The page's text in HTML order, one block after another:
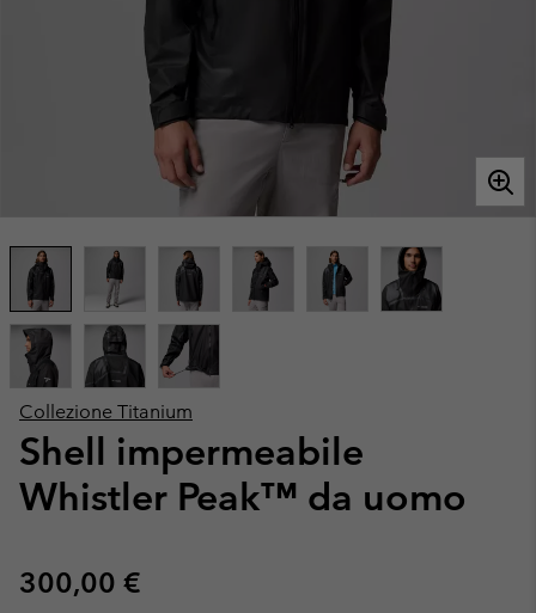
Collezione Titanium
Shell impermeabile
Whistler Peak™ da uomo
Regular price:
300,00 €